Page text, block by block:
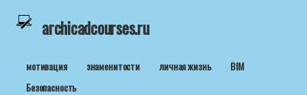
archicadcourses.ru
мотивация знаменитости личная жизнь
BIM
Безопасность